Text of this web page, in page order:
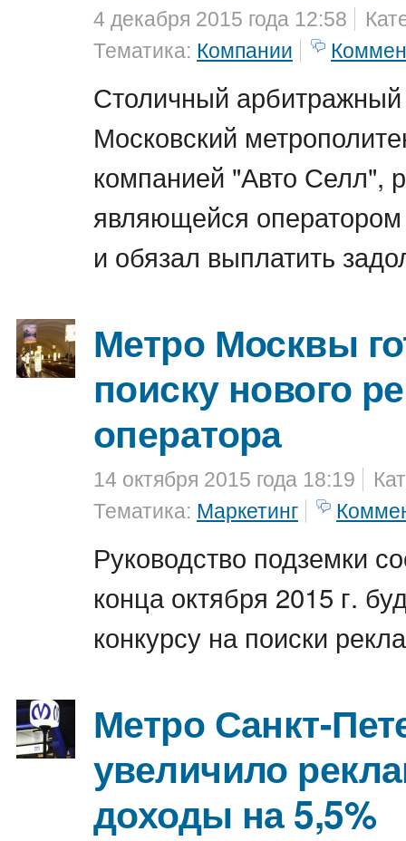
4 декабря 2015 года 12:58
Тематика: Компании
Столичный
Московский
компанией "Авто Селл",
являющейся
и обязал выплатить
Метро Москвы
поиску нового
оператора
14 октября 2015 года 18:19
Тематика: Маркетинг
Руководство подземки
конца октября 2015 г.
конкурсу на поиски
Метро Санкт-
увеличило
доходы на 5,5%